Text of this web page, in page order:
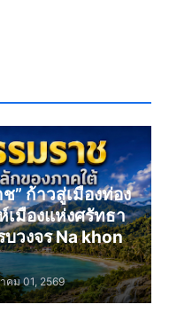
” ก้าวสู่เมืองท่อง
เมืองแห่งศรัทธา
วงจร Na khon
คม 01, 2569